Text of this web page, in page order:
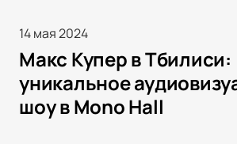
14 мая 2024
Макс Купер в Тбилиси:
уникальное
шоу в Mono Hall